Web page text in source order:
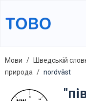
Мови Шведській
природа
nordväst